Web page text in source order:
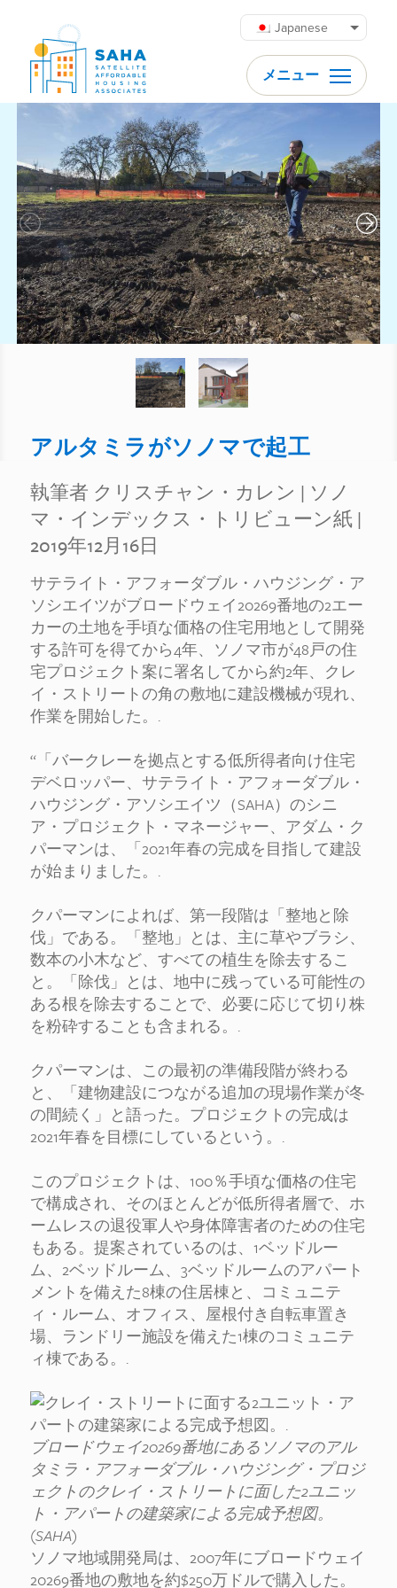
Japanese
メニュー
アルタミラがソノマで起工
執筆者 クリスチャン・カレン | ソノ
マ・インデックス・トリビューン紙 |
2019年12月16日
サテライト・アフォーダブル・ハウジング・ア
ソシエイツがブロードウェイ20269番地の2エー
カーの土地を手頃な価格の住宅用地として開発
する許可を得てから4年、ソノマ市が48戸の住
宅プロジェクト案に署名してから約2年、クレ
イ・ストリートの角の敷地に建設機械が現れ、
作業を開始した。.
“「バークレーを拠点とする低所得者向け住宅
デベロッパー、サテライト・アフォーダブル・
ハウジング・アソシエイツ（SAHA）のシニ
ア・プロジェクト・マネージャー、アダム・ク
パーマンは、「2021年春の完成を目指して建設
が始まりました。.
クパーマンによれば、第一段階は「整地と除
伐」である。「整地」とは、主に草やブラシ、
数本の小木など、すべての植生を除去するこ
と。「除伐」とは、地中に残っている可能性の
ある根を除去することで、必要に応じて切り株
を粉砕することも含まれる。.
クパーマンは、この最初の準備段階が終わる
と、「建物建設につながる追加の現場作業が冬
の間続く」と語った。プロジェクトの完成は
2021年春を目標にしているという。.
このプロジェクトは、100％手頃な価格の住宅
で構成され、そのほとんどが低所得者層で、ホ
ームレスの退役軍人や身体障害者のための住宅
もある。提案されているのは、1ベッドルー
ム、2ベッドルーム、3ベッドルームのアパート
メントを備えた8棟の住居棟と、コミュニテ
ィ・ルーム、オフィス、屋根付き自転車置き
場、ランドリー施設を備えた1棟のコミュニテ
ィ棟である。.
ブロードウェイ20269番地にあるソノマのアル
タミラ・アフォーダブル・ハウジング・プロジ
ェクトのクレイ・ストリートに面した2ユニッ
ト・アパートの建築家による完成予想図。
(SAHA)
ソノマ地域開発局は、2007年にブロードウェイ
20269番地の敷地を約$250万ドルで購入した。